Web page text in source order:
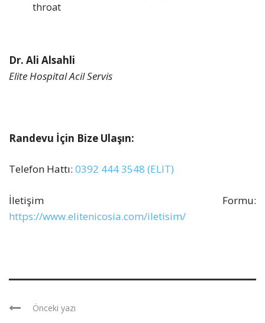
throat
Dr. Ali Alsahli
Elite Hospital Acil Servis
Randevu İçin Bize Ulaşın:
Telefon Hattı: 0392 444 3548 (ELIT)
İletişim Formu:
https://www.elitenicosia.com/iletisim/
Önceki yazı